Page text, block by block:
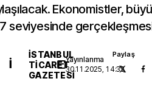
Ekonomistler,
seviyesinde
İ
İSTANBUL
TICARET
GAZETESI
Yayınlanma
30.11.2025, 14:33
Paylaş